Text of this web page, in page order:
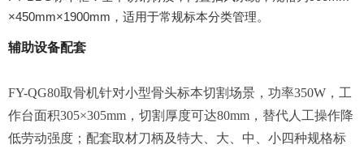
×450mm×1900mm，适用于常规标本分类管理。
辅助设备配套
FY-QG80取骨机针对小型骨头标本切割场景，功率350W，工
作台面积305×305mm，切割厚度可达80mm，替代人工操作降
低劳动强度；配套取材刀柄及特大、大、中、小四种规格标